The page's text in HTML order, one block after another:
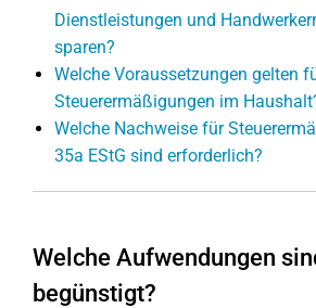
Dienstleistungen und
sparen?
Welche Voraussetzungen gelten
Steuerermäßigungen im
Welche Nachweise für
35a EStG sind erforderlich?
Welche Aufwendungen
begünstigt?